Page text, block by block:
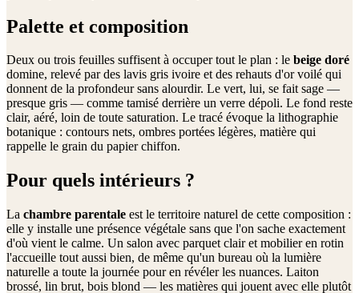
Palette et composition
Deux ou trois feuilles suffisent à occuper tout le plan : le beige doré
domine, relevé par des lavis gris ivoire et des rehauts d'or voilé qui
donnent de la profondeur sans alourdir. Le vert, lui, se fait sage —
presque gris — comme tamisé derrière un verre dépoli. Le fond reste
clair, aéré, loin de toute saturation. Le tracé évoque la lithographie
botanique : contours nets, ombres portées légères, matière qui
rappelle le grain du papier chiffon.
Pour quels intérieurs ?
La chambre parentale est le territoire naturel de cette composition :
elle y installe une présence végétale sans que l'on sache exactement
d'où vient le calme. Un salon avec parquet clair et mobilier en rotin
l'accueille tout aussi bien, de même qu'un bureau où la lumière
naturelle a toute la journée pour en révéler les nuances. Laiton
brossé, lin brut, bois blond — les matières qui jouent avec elle plutôt